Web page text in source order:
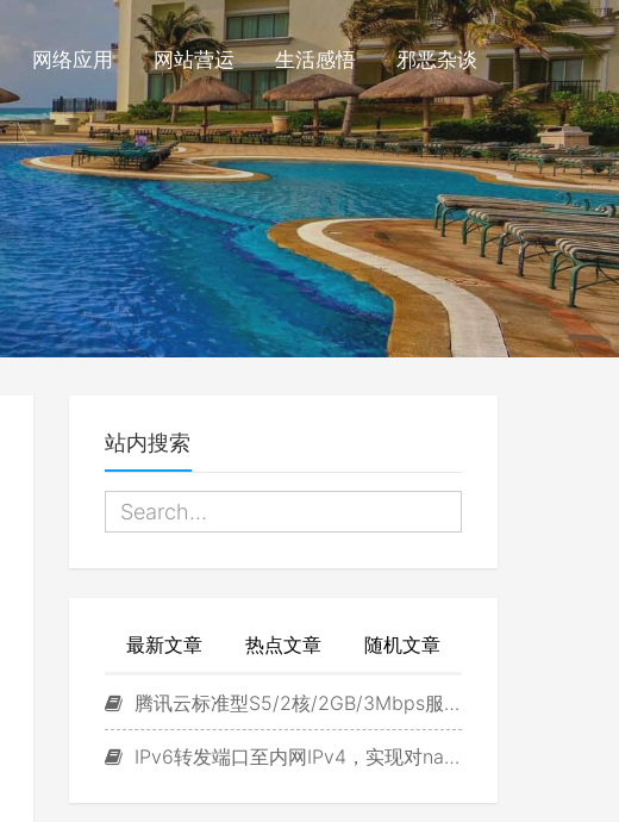
网络应用 网站营运 生活感悟 邪恶杂谈
站内搜索
最新文章 热点文章 随机文章
腾讯云标准型S5/2核/2GB/3Mbps服务器试用
IPv6转发端口至内网IPv4，实现对navidrome直接访问